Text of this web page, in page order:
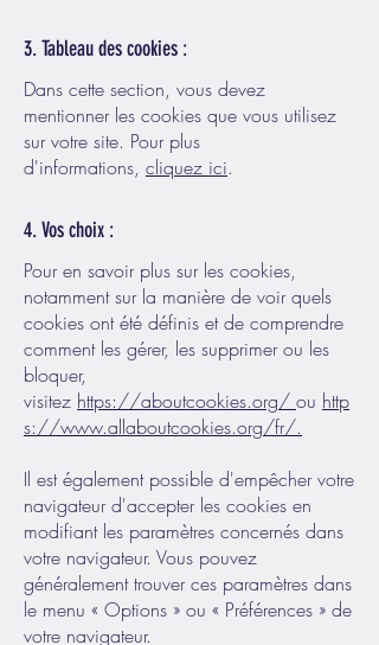
3. Tableau des cookies :
Dans cette section, vous devez
mentionner les cookies que vous utilisez
sur votre site. Pour plus
d'informations, cliquez ici.
4. Vos choix :
Pour en savoir plus sur les cookies,
notamment sur la manière de voir quels
cookies ont été définis et de comprendre
comment les gérer, les supprimer ou les
bloquer,
visitez https://aboutcookies.org/ ou http
s://www.allaboutcookies.org/fr/.
Il est également possible d'empêcher votre
navigateur d'accepter les cookies en
modifiant les paramètres concernés dans
votre navigateur. Vous pouvez
généralement trouver ces paramètres dans
le menu « Options » ou « Préférences » de
votre navigateur.